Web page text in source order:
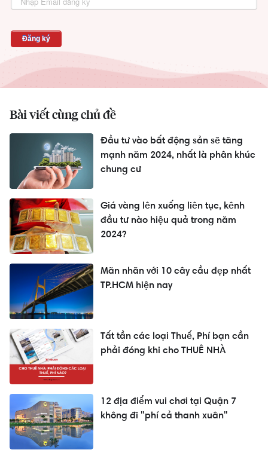
Bài viết cùng chủ đề
Đầu tư vào bất động sản sẽ tăng
mạnh năm 2024, nhất là phân khúc
chung cư
Giá vàng lên xuống liên tục, kênh
đầu tư nào hiệu quả trong năm
2024?
Mãn nhãn với 10 cây cầu đẹp nhất
TP.HCM hiện nay
Tất tần các loại Thuế, Phí bạn cần
phải đóng khi cho THUÊ NHÀ
12 địa điểm vui chơi tại Quận 7
không đi "phí cả thanh xuân"